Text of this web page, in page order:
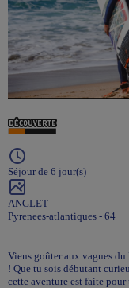
Séjour de 6 jour(s)
ANGLET
Pyrenees-atlantiques - 64
Viens goûter aux vagues
! Que tu sois débutant
cette aventure est faite pour